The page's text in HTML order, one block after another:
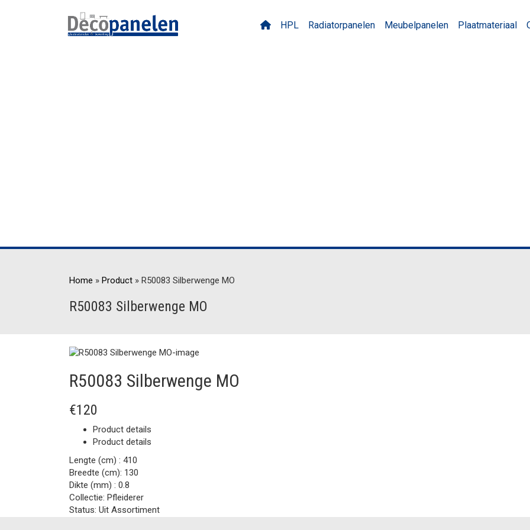
HPL Radiatorpanelen Meubelpanelen Plaatmateriaal
Home » Product » R50083 Silberwenge MO
R50083 Silberwenge MO
R50083 Silberwenge MO
€120
Product details
Product details
Lengte (cm) : 410
Breedte (cm): 130
Dikte (mm) : 0.8
Collectie: Pfleiderer
Status: Uit Assortiment